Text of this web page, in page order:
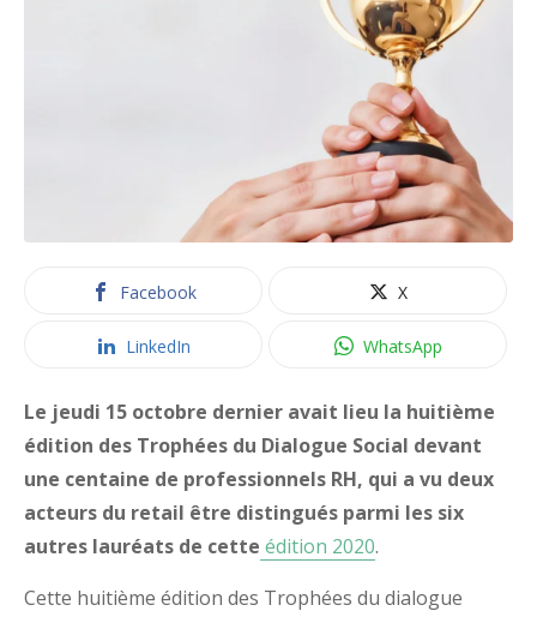
Facebook X
LinkedIn WhatsApp
Le jeudi 15 octobre dernier avait lieu la huitième
édition des Trophées du Dialogue Social devant
une centaine de professionnels RH, qui a vu deux
acteurs du retail être distingués parmi les six
autres lauréats de cette édition 2020.
Cette huitième édition des Trophées du dialogue